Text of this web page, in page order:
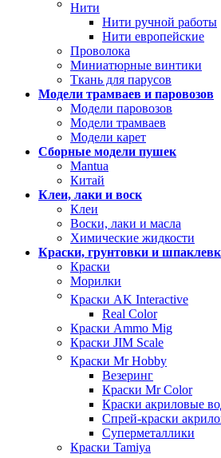
Нити
Нити ручной работы
Нити европейские
Проволока
Миниатюрные винтики
Ткань для парусов
Модели трамваев и паровозов
Модели паровозов
Модели трамваев
Модели карет
Сборные модели пушек
Mantua
Китай
Клеи, лаки и воск
Клеи
Воски, лаки и масла
Химические жидкости
Краски, грунтовки и
Краски
Морилки
Краски AK Interactive
Real Color
Краски Ammo Mig
Краски JIM Scale
Краски Mr Hobby
Везеринг
Краски Mr Color
Краски акриловые
Спрей-краски
Суперметаллики
Краски Tamiya